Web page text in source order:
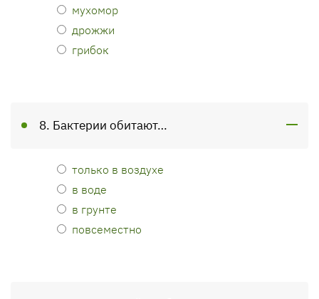
мухомор
дрожжи
грибок
8. Бактерии обитают…
только в воздухе
в воде
в грунте
повсеместно